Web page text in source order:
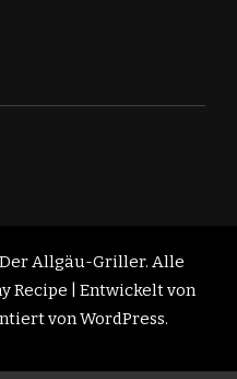
Der Allgäu-Griller. Alle
Recipe | Entwickelt von
vonWordPress.